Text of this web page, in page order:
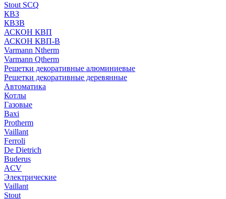
Stout SCQ
КВЗ
КВЗВ
АСКОН КВП
АСКОН КВП-В
Varmann Ntherm
Varmann Qtherm
Решетки декоративные алюминиевые
Решетки декоративные деревянные
Автоматика
Котлы
Газовые
Baxi
Protherm
Vaillant
Ferroli
De Dietrich
Buderus
ACV
Электрические
Vaillant
Stout